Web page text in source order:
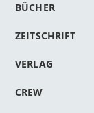
BÜCHER
ZEITSCHRIFT
VERLAG
CREW